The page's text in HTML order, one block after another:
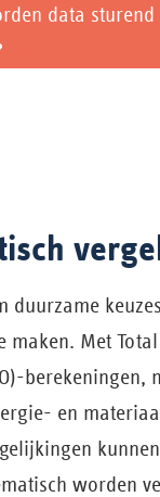
data
duurzame
maken. Met
berekeningen,
en
worden